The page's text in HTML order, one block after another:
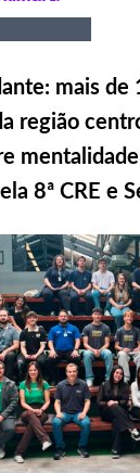
mais de
região
8ª CRE e